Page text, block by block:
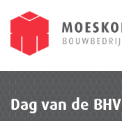
Dag van de BHV